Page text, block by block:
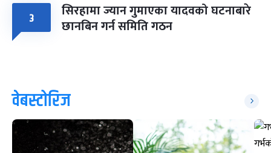
३ सिरहामा ज्यान गुमाएका यादवको घटनाबारे
छानबिन गर्न समिति गठन
वेबस्टोरिज